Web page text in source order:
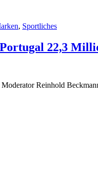
, Sportliches
22,3
Reinhold